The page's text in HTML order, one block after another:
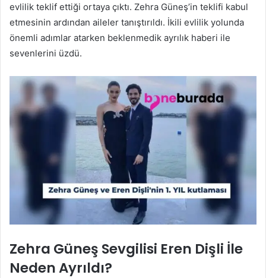
evlilik teklif ettiği ortaya çıktı. Zehra Güneş’in teklifi kabul
etmesinin ardından aileler tanıştırıldı. İkili evlilik yolunda
önemli adımlar atarken beklenmedik ayrılık haberi ile
sevenlerini üzdü.
Zehra Güneş Sevgilisi Eren Dişli İle
Neden Ayrıldı?